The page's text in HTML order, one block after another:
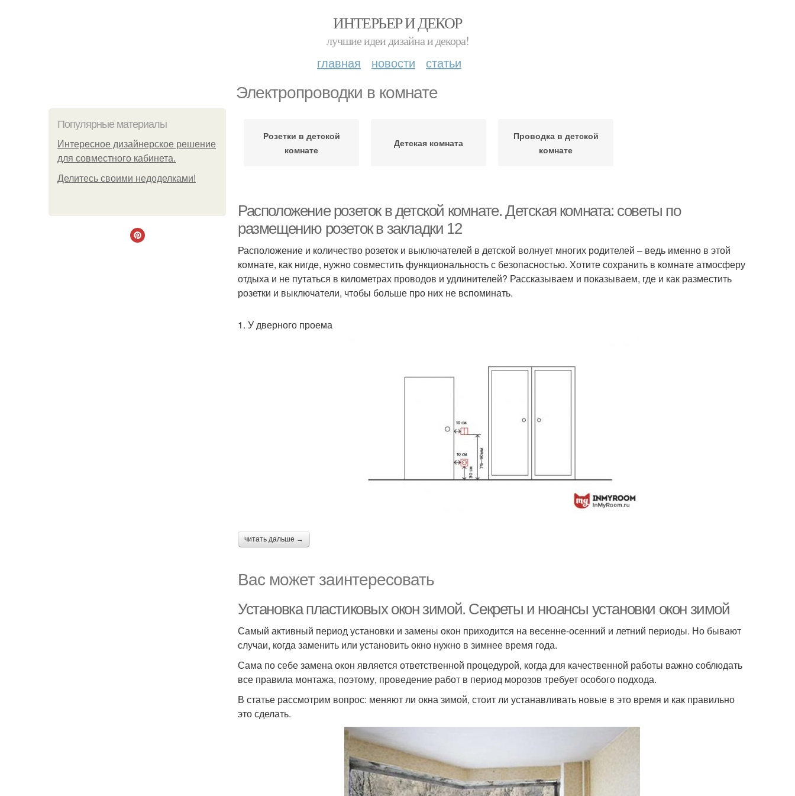
ИНТЕРЬЕР И ДЕКОР
лучшие идеи дизайна и декора!
главная новости статьи
Электропроводки в комнате
Популярные материалы
Интересное дизайнерское решение
для совместного кабинета.
Делитесь своими недоделками!
Розетки в детской
комнате
Детская комната
Проводка в детской
комнате
Расположение розеток в детской комнате. Детская комната: советы по
размещению розеток в закладки 12
Расположение и количество розеток и выключателей в детской волнует многих родителей – ведь именно в этой
комнате, как нигде, нужно совместить функциональность с безопасностью. Хотите сохранить в комнате атмосферу
отдыха и не путаться в километрах проводов и удлинителей? Рассказываем и показываем, где и как разместить
розетки и выключатели, чтобы больше про них не вспоминать.
1. У дверного проема
читать дальше →
Вас может заинтересовать
Установка пластиковых окон зимой. Секреты и нюансы установки окон зимой
Самый активный период установки и замены окон приходится на весенне-осенний и летний периоды. Но бывают
случаи, когда заменить или установить окно нужно в зимнее время года.
Сама по себе замена окон является ответственной процедурой, когда для качественной работы важно соблюдать
все правила монтажа, поэтому, проведение работ в период морозов требует особого подхода.
В статье рассмотрим вопрос: меняют ли окна зимой, стоит ли устанавливать новые в это время и как правильно
это сделать.